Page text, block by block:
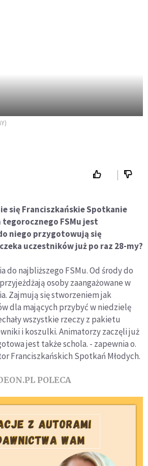
się Franciszkańskie Spotkanie
tegorocznego FSMu jest
do niego przygotowują się
uczestników już po raz 28-my?
do najbliższego FSMu. Od środy do
osoby zaangażowane w
Zajmują się stworzeniem jak
dla mających przybyć w niedzielę
wszystkie rzeczy z pakietu
i koszulki. Animatorzy zaczęli już
jest także schola. - zapewnia o.
Franciszkańskich Spotkań Młodych.
POLECA